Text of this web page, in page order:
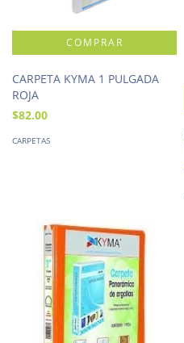
CARPETA KYMA 1 PULGADA
ROJA
$82.00
CARPETAS